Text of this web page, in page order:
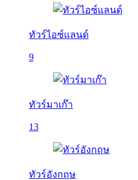
ทัวร์ไอซ์แลนด์
9
ทัวร์มาเก๊า
13
ทัวร์อังกฤษ